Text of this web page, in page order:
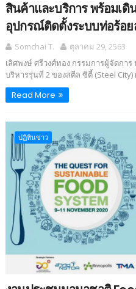
สินค้าและบริการ พร้อมเ
อุปกรณ์ติดตั้งระบบท่อร้อย
Somchai T.
ตุลาคม 29, 2563
เลิศพงษ์ ศรีวงศ์ทอง กรรมการผู้จัดกา
บริหารรุ่นที่ 2 ของสตีล ซิตี้ (Steel
Read More
ปฏิทินข่าว